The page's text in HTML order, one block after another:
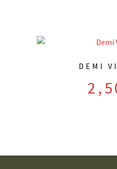
DEMI